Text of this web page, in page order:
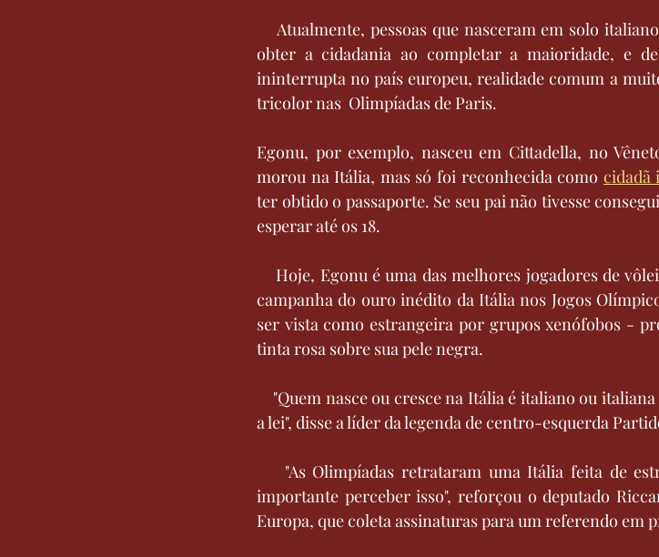
Atualmente, pessoas que nasceram em solo
obter a cidadania ao completar a maioridade, e
ininterrupta no país europeu, realidade comum a
tricolor nas  Olimpíadas de Paris.
Egonu, por exemplo, nasceu em Cittadella, no
morou na Itália, mas só foi reconhecida como cidadã
ter obtido o passaporte. Se seu pai não tivesse
esperar até os 18.
Hoje, Egonu é uma das melhores jogadores de
campanha do ouro inédito da Itália nos Jogos
ser vista como estrangeira por grupos xenófobos -
tinta rosa sobre sua pele negra.
"Quem nasce ou cresce na Itália é italiano ou
a lei", disse a líder da legenda de centro-esquerda
"As Olimpíadas retrataram uma Itália feita de
importante perceber isso", reforçou o deputado
Europa, que coleta assinaturas para um referendo em